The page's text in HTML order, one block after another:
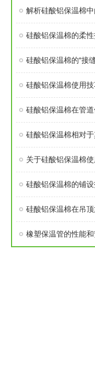
解析硅酸铝保温棉中
硅酸铝保温棉的柔
硅酸铝保温棉使用
硅酸铝保温棉的铺设
硅酸铝保温棉在吊
橡塑保温管的性能